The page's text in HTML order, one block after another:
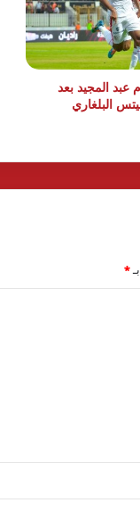
عبد المجيد بعد
البلغاري
*